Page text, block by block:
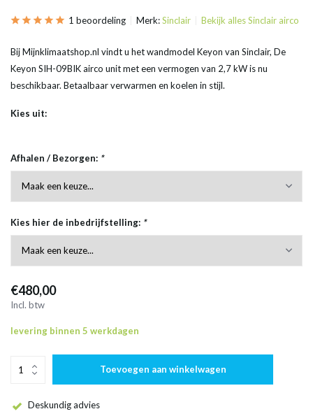
1 beoordeling Merk:Sinclair Bekijk alles Sinclair airco
Bij Mijnklimaatshop.nl vindt u het wandmodel Keyon van Sinclair, De
Keyon SIH-09BIK airco unit met een vermogen van 2,7 kW is nu
beschikbaar. Betaalbaar verwarmen en koelen in stijl.
Kies uit:
Afhalen / Bezorgen: *
Kies hier de inbedrijfstelling: *
€480,00
Incl. btw
levering binnen 5 werkdagen
Toevoegen aan winkelwagen
Deskundig advies